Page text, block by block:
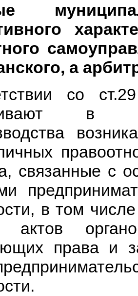
а
со
в
связанные с
в том
актов
права и